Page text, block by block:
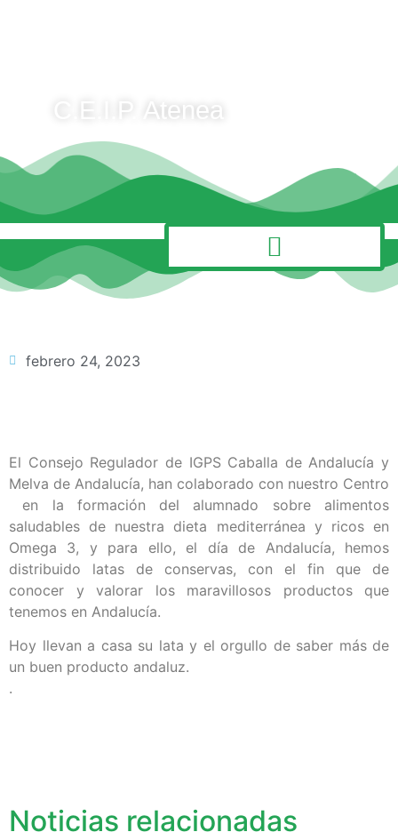
C.E.I.P. Atenea
MENÚ
febrero 24, 2023
El Consejo Regulador de IGPS Caballa de Andalucía y
Melva de Andalucía, han colaborado con nuestro Centro
en la formación del alumnado sobre alimentos
saludables de nuestra dieta mediterránea y ricos en
Omega 3, y para ello, el día de Andalucía, hemos
distribuido latas de conservas, con el fin que de
conocer y valorar los maravillosos productos que
tenemos en Andalucía.
Hoy llevan a casa su lata y el orgullo de saber más de
un buen producto andaluz.
.
Noticias relacionadas